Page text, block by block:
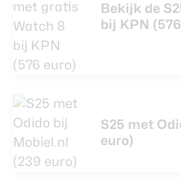
Bekijk de
bij KPN
S25 met
euro)